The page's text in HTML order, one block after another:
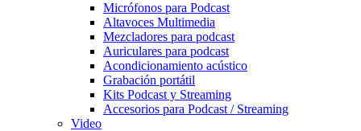
Micrófonos para Podcast
Altavoces Multimedia
Mezcladores para podcast
Auriculares para podcast
Acondicionamiento acústico
Grabación portátil
Kits Podcast y Streaming
Accesorios para Podcast / Streaming
Video